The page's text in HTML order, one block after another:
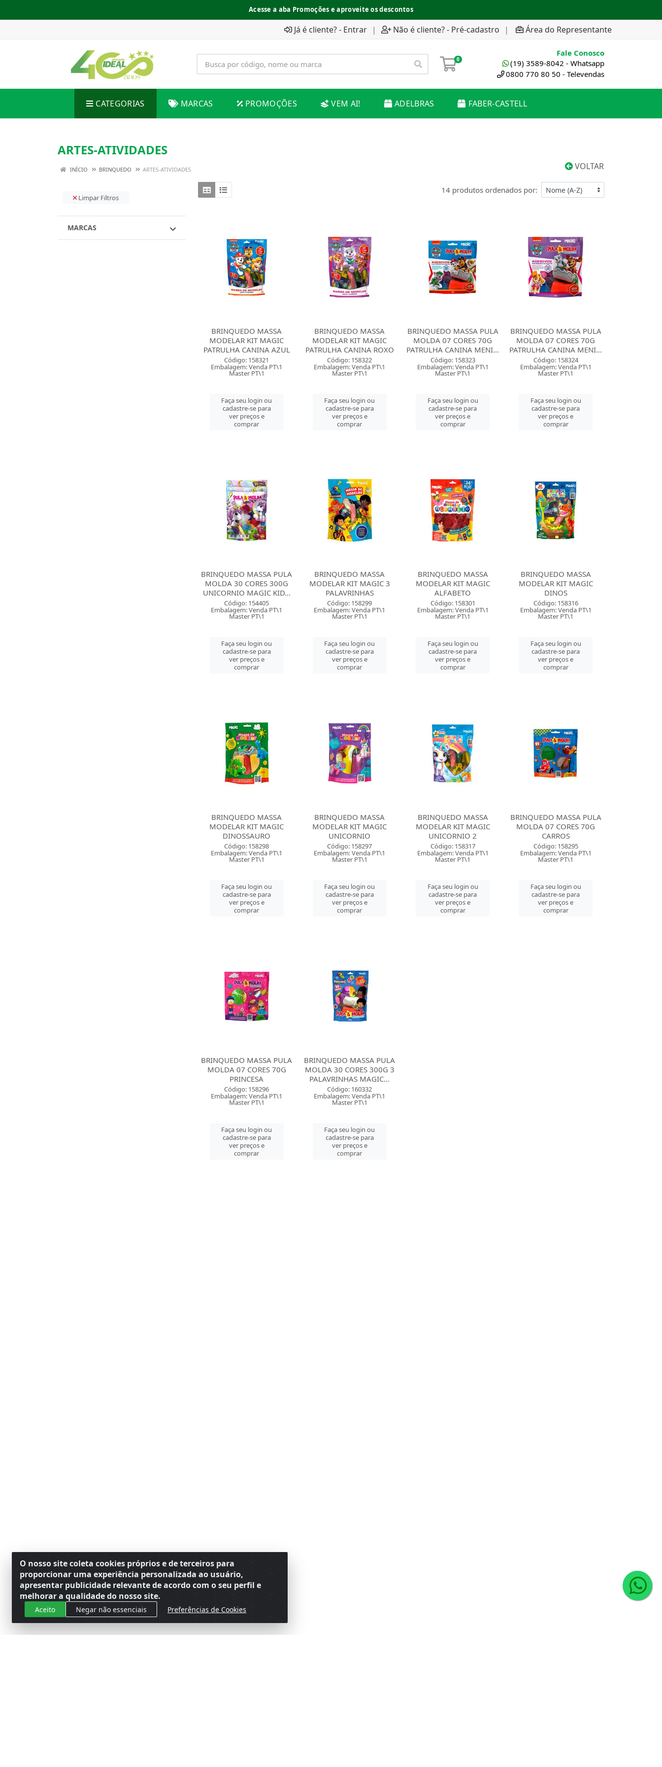
Acesse a aba Promoções e aproveite os descontos
Já é cliente? - Entrar | Não é cliente? - Pré-cadastro | Área do Representante
0
Fale Conosco
(19) 3589-8042 - Whatsapp
0800 770 80 50 - Televendas
CATEGORIAS MARCAS PROMOÇÕES VEM AI! ADELBRAS FABER-CASTELL
ARTES-ATIVIDADES
VOLTAR
INÍCIO BRINQUEDO ARTES-ATIVIDADES
Limpar Filtros
MARCAS
14 produtos ordenados por:
BRINQUEDO MASSA
MODELAR KIT MAGIC
PATRULHA CANINA AZUL
Código: 158321
Embalagem: Venda PT\1
Master PT\1
Faça seu login ou
cadastre-se para
ver preços e
comprar
BRINQUEDO MASSA
MODELAR KIT MAGIC
PATRULHA CANINA ROXO
Código: 158322
Embalagem: Venda PT\1
Master PT\1
Faça seu login ou
cadastre-se para
ver preços e
comprar
BRINQUEDO MASSA PULA
MOLDA 07 CORES 70G
PATRULHA CANINA MENI...
Código: 158323
Embalagem: Venda PT\1
Master PT\1
Faça seu login ou
cadastre-se para
ver preços e
comprar
BRINQUEDO MASSA PULA
MOLDA 07 CORES 70G
PATRULHA CANINA MENI...
Código: 158324
Embalagem: Venda PT\1
Master PT\1
Faça seu login ou
cadastre-se para
ver preços e
comprar
BRINQUEDO MASSA PULA
MOLDA 30 CORES 300G
UNICORNIO MAGIC KID...
Código: 154405
Embalagem: Venda PT\1
Master PT\1
Faça seu login ou
cadastre-se para
ver preços e
comprar
BRINQUEDO MASSA
MODELAR KIT MAGIC 3
PALAVRINHAS
Código: 158299
Embalagem: Venda PT\1
Master PT\1
Faça seu login ou
cadastre-se para
ver preços e
comprar
BRINQUEDO MASSA
MODELAR KIT MAGIC
ALFABETO
Código: 158301
Embalagem: Venda PT\1
Master PT\1
Faça seu login ou
cadastre-se para
ver preços e
comprar
BRINQUEDO MASSA
MODELAR KIT MAGIC
DINOS
Código: 158316
Embalagem: Venda PT\1
Master PT\1
Faça seu login ou
cadastre-se para
ver preços e
comprar
BRINQUEDO MASSA
MODELAR KIT MAGIC
DINOSSAURO
Código: 158298
Embalagem: Venda PT\1
Master PT\1
Faça seu login ou
cadastre-se para
ver preços e
comprar
BRINQUEDO MASSA
MODELAR KIT MAGIC
UNICORNIO
Código: 158297
Embalagem: Venda PT\1
Master PT\1
Faça seu login ou
cadastre-se para
ver preços e
comprar
BRINQUEDO MASSA
MODELAR KIT MAGIC
UNICORNIO 2
Código: 158317
Embalagem: Venda PT\1
Master PT\1
Faça seu login ou
cadastre-se para
ver preços e
comprar
BRINQUEDO MASSA PULA
MOLDA 07 CORES 70G
CARROS
Código: 158295
Embalagem: Venda PT\1
Master PT\1
Faça seu login ou
cadastre-se para
ver preços e
comprar
BRINQUEDO MASSA PULA
MOLDA 07 CORES 70G
PRINCESA
Código: 158296
Embalagem: Venda PT\1
Master PT\1
Faça seu login ou
cadastre-se para
ver preços e
comprar
BRINQUEDO MASSA PULA
MOLDA 30 CORES 300G 3
PALAVRINHAS MAGIC...
Código: 160332
Embalagem: Venda PT\1
Master PT\1
Faça seu login ou
cadastre-se para
ver preços e
comprar
O nosso site coleta cookies próprios e de terceiros para
proporcionar uma experiência personalizada ao usuário,
apresentar publicidade relevante de acordo com o seu perfil e
melhorar a qualidade do nosso site.
Aceito Negar não essenciais Preferências de Cookies